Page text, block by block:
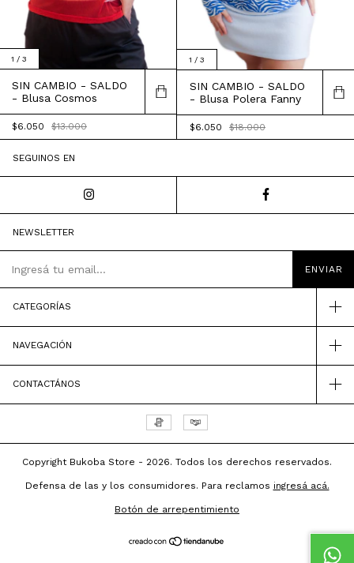
1 / 3
SIN CAMBIO - SALDO
- Blusa Cosmos
$6.050 $13.000
1 / 3
SIN CAMBIO - SALDO
- Blusa Polera Fanny
$6.050 $18.000
SEGUINOS EN
NEWSLETTER
CATEGORÍAS
NAVEGACIÓN
CONTACTÁNOS
Copyright Bukoba Store - 2026. Todos los derechos reservados.
Defensa de las y los consumidores. Para reclamos ingresá acá.
Botón de arrepentimiento